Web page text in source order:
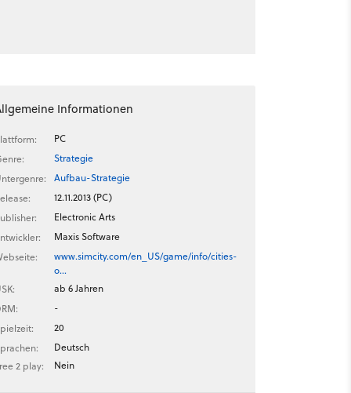
Informationen
PC
Strategie
Aufbau-Strategie
12.11.2013 (PC)
Electronic Arts
Maxis Software
www.simcity.com/en_US/game/info/cities-
o…
ab 6 Jahren
-
20
Deutsch
2 play:
Nein